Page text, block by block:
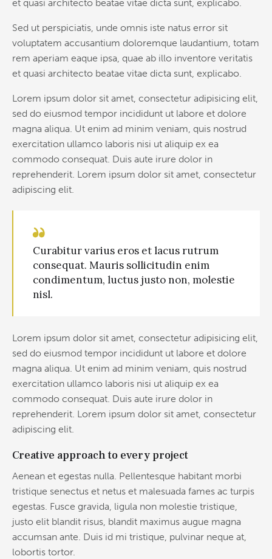
et quasi architecto beatae vitae dicta sunt, explicabo.
Sed ut perspiciatis, unde omnis iste natus error sit
voluptatem accusantium doloremque laudantium, totam
rem aperiam eaque ipsa, quae ab illo inventore veritatis
et quasi architecto beatae vitae dicta sunt, explicabo.
Lorem ipsum dolor sit amet, consectetur adipisicing elit,
sed do eiusmod tempor incididunt ut labore et dolore
magna aliqua. Ut enim ad minim veniam, quis nostrud
exercitation ullamco laboris nisi ut aliquip ex ea
commodo consequat. Duis aute irure dolor in
reprehenderit. Lorem ipsum dolor sit amet, consectetur
adipiscing elit.
Curabitur varius eros et lacus rutrum
consequat. Mauris sollicitudin enim
condimentum, luctus justo non, molestie
nisl.
Lorem ipsum dolor sit amet, consectetur adipisicing elit,
sed do eiusmod tempor incididunt ut labore et dolore
magna aliqua. Ut enim ad minim veniam, quis nostrud
exercitation ullamco laboris nisi ut aliquip ex ea
commodo consequat. Duis aute irure dolor in
reprehenderit. Lorem ipsum dolor sit amet, consectetur
adipiscing elit.
Creative approach to every project
Aenean et egestas nulla. Pellentesque habitant morbi
tristique senectus et netus et malesuada fames ac turpis
egestas. Fusce gravida, ligula non molestie tristique,
justo elit blandit risus, blandit maximus augue magna
accumsan ante. Duis id mi tristique, pulvinar neque at,
lobortis tortor.